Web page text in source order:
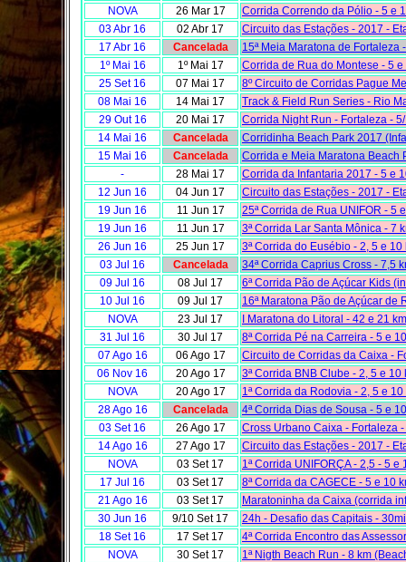
NOVA
26 Mar 17
Corrida Correndo da Pólio - 5 e
03 Abr 16
02 Abr 17
Circuito das Estações - 2017 -
17 Abr 16
Cancelada
15ª Meia Maratona de Fortaleza
1º Mai 16
1º Mai 17
Corrida de Rua do Montese - 5 e
25 Set 16
07 Mai 17
8º Circuito de Corridas Pague
08 Mai 16
14 Mai 17
Track & Field Run Series - Rio
29 Out 16
20 Mai 17
Corrida Night Run - Fortaleza -
14 Mai 16
Cancelada
Corridinha Beach Park 2017
15 Mai 16
Cancelada
Corrida e Meia Maratona Beach
-
28 Mai 17
Corrida da Infantaria 2017 - 5 e
12 Jun 16
04 Jun 17
Circuito das Estações - 2017 -
19 Jun 16
11 Jun 17
25ª Corrida de Rua UNIFOR - 5
19 Jun 16
11 Jun 17
3ª Corrida Lar Santa Mônica - 7
26 Jun 16
25 Jun 17
3ª Corrida do Eusébio - 2, 5 e 10
03 Jul 16
Cancelada
34ª Corrida Caprius Cross - 7,5
09 Jul 16
08 Jul 17
6ª Corrida Pão de Açúcar Kids
10 Jul 16
09 Jul 17
16ª Maratona Pão de Açúcar de
NOVA
23 Jul 17
I Maratona do Litoral - 42 e 21
31 Jul 16
30 Jul 17
8ª Corrida Pé na Carreira - 5 e
07 Ago 16
06 Ago 17
Circuito de Corridas da Caixa -
06 Nov 16
20 Ago 17
3ª Corrida BNB Clube - 2, 5 e 10
NOVA
20 Ago 17
1ª Corrida da Rodovia - 2, 5 e 10
28 Ago 16
Cancelada
4ª Corrida Dias de Sousa - 5 e
03 Set 16
26 Ago 17
Cross Urbano Caixa - Fortaleza -
14 Ago 16
27 Ago 17
Circuito das Estações - 2017 -
NOVA
03 Set 17
1ª Corrida UNIFORÇA - 2,5 - 5 e
17 Jul 16
03 Set 17
8ª Corrida da CAGECE - 5 e 10
21 Ago 16
03 Set 17
Maratoninha da Caixa (corrida
30 Jun 16
9/10 Set 17
24h - Desafio das Capitais -
18 Set 16
17 Set 17
4ª Corrida Encontro das
NOVA
30 Set 17
1ª Nigth Beach Run - 8 km